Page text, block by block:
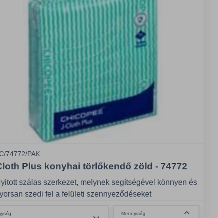
74772/PAK
Plus konyhai törlőkendő zöld - 74772
szálas szerkezet, melynek segítségével könnyen és
szedi fel a felületi szennyeződéseket
Mennyiség